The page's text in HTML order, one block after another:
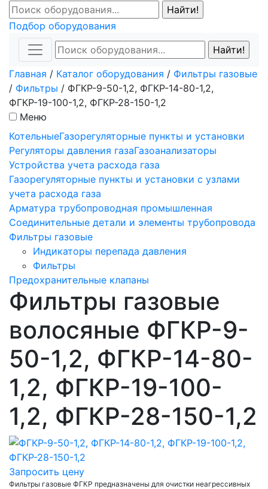
Подбор оборудования
Главная / Каталог оборудования / Фильтры газовые
/ Фильтры / ФГКР-9-50-1,2, ФГКР-14-80-1,2,
ФГКР-19-100-1,2, ФГКР-28-150-1,2
Меню
КотельныеГазорегуляторные пункты и установки
Регуляторы давления газаГазоанализаторы
Устройства учета расхода газа
Газорегуляторные пункты и установки с узлами
учета расхода газа
Арматура трубопроводная промышленная
Соединительные детали и элементы трубопровода
Фильтры газовые
Индикаторы перепада давления
Фильтры
Предохранительные клапаны
Фильтры газовые
волосяные ФГКР-9-
50-1,2, ФГКР-14-80-
1,2, ФГКР-19-100-
1,2, ФГКР-28-150-1,2
Запросить цену
Фильтры газовые ФГКР предназначены для очистки неагрессивных